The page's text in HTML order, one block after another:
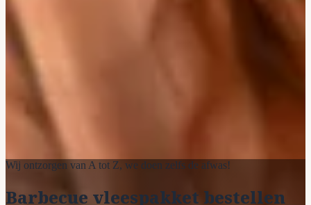
Wij ontzorgen van A tot Z, we doen zelfs de afwas!
Barbecue vleespakket bestellen